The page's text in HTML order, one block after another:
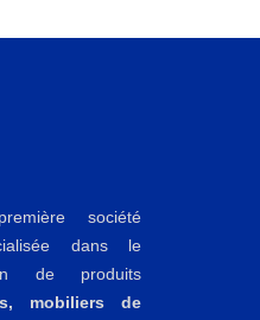
société
dans le
de produits
mobiliers de